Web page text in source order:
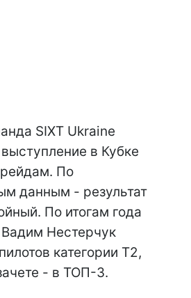
SIXT Ukraine
в Кубке
По
данным - результат
По итогам года
Нестерчук
категории Т2,
- в ТОП-3.